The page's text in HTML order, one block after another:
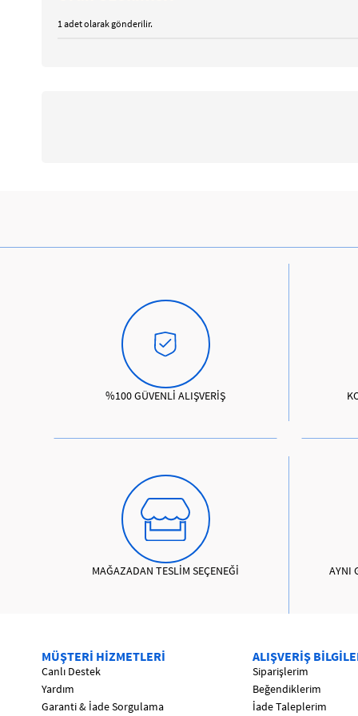
1 adet olarak gönderilir.
%100 GÜVENLİ ALIŞVERİŞ
MAĞAZADAN TESLİM SEÇENEĞİ AYNI
MÜŞTERİ HİZMETLERİ
Canlı Destek
Yardım
Garanti & İade Sorgulama
ALIŞVERİŞ
Siparişlerim
Beğendiklerim
İade Taleplerim